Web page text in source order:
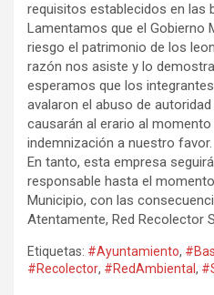
requisitos establecidos en las
Lamentamos que el Gobierno
riesgo el patrimonio de los
razón nos asiste y lo
esperamos que los
avalaron el abuso de
causarán al erario al
indemnización a nuestro favor.
En tanto, esta empresa
responsable hasta el
Municipio, con las
Atentamente, Red Recolector
Etiquetas: #Ayuntamiento,
#Recolector, #RedAmbiental,